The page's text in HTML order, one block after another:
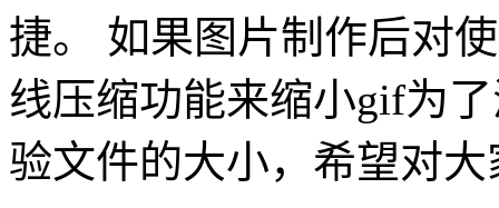
捷。 如果图片制作后对
线压缩功能来缩小gif为
验文件的大小，希望对